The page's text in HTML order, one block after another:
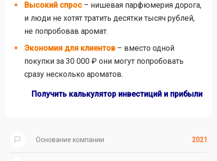
Высокий спрос – нишевая парфюмерия дорога,
и люди не хотят тратить десятки тысяч рублей,
не попробовав аромат.
Экономия для клиентов – вместо одной
покупки за 30 000 ₽ они могут попробовать
сразу несколько ароматов.
Получить калькулятор инвестиций и прибыли
Основание компании 2021